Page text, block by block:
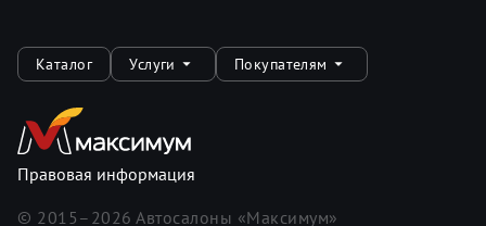
Каталог Услуги Покупателям
Правовая информация
© 2015– 2026 Автосалоны «Максимум»